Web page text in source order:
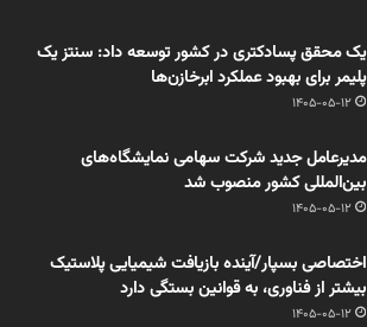
یک محقق پسادکتری در کشور توسعه داد: سنتز یک
پلیمر برای بهبود عملکرد ابرخازن‌ها
1405-05-12
مدیرعامل جدید شرکت سهامی نمایشگاه‌های
بین‌المللی کشور منصوب شد
1405-05-12
اختصاصی بسپار/آینده بازیافت شیمیایی پلاستیک
بیشتر از فناوری، به قوانین بستگی دارد
1405-05-12